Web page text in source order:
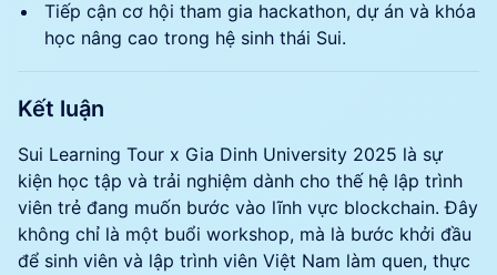
Tiếp cận cơ hội tham gia hackathon, dự án và khóa
học nâng cao trong hệ sinh thái Sui.
Kết luận
Sui Learning Tour x Gia Dinh University 2025 là sự
kiện học tập và trải nghiệm dành cho thế hệ lập trình
viên trẻ đang muốn bước vào lĩnh vực blockchain. Đây
không chỉ là một buổi workshop, mà là bước khởi đầu
để sinh viên và lập trình viên Việt Nam làm quen, thực